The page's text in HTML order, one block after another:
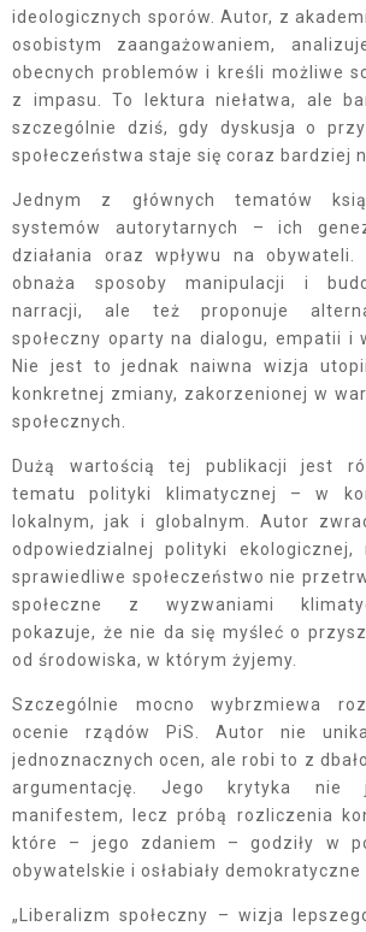
ideologicznych sporów. Autor, z
osobistym zaangażowaniem,
obecnych problemów i kreśli możliwe
z impasu. To lektura niełatwa, ale
szczególnie dziś, gdy dyskusja o
społeczeństwa staje się coraz bardziej
Jednym z głównych tematów
systemów autorytarnych – ich
działania oraz wpływu na
obnaża sposoby manipulacji i
narracji, ale też proponuje
społeczny oparty na dialogu, empatii i
Nie jest to jednak naiwna wizja
konkretnej zmiany, zakorzenionej w
społecznych.
Dużą wartością tej publikacji jest
tematu polityki klimatycznej – w
lokalnym, jak i globalnym. Autor
odpowiedzialnej polityki ekologicznej,
sprawiedliwe społeczeństwo nie
społeczne z wyzwaniami
pokazuje, że nie da się myśleć o
od środowiska, w którym żyjemy.
Szczególnie mocno wybrzmiewa
ocenie rządów PiS. Autor nie
jednoznacznych ocen, ale robi to z
argumentację. Jego krytyka nie
manifestem, lecz próbą rozliczenia
które – jego zdaniem – godziły w
obywatelskie i osłabiały
„Liberalizm społeczny – wizja